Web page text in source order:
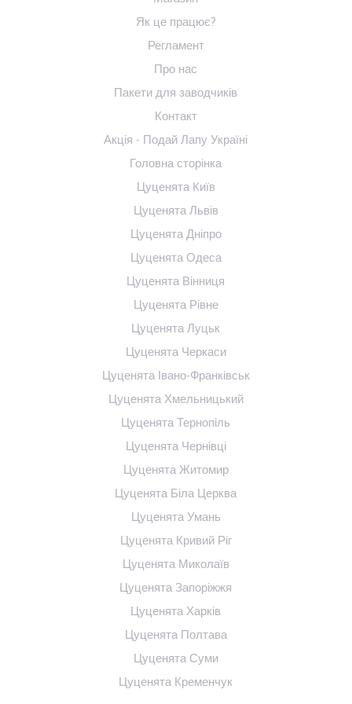
Як це працює?
Регламент
Про нас
Пакети для заводчиків
Контакт
Акція - Подай Лапу Україні
Головна сторінка
Цуценята Київ
Цуценята Львів
Цуценята Дніпро
Цуценята Одеса
Цуценята Вінниця
Цуценята Рівне
Цуценята Луцьк
Цуценята Черкаси
Цуценята Івано-Франківськ
Цуценята Хмельницький
Цуценята Тернопіль
Цуценята Чернівці
Цуценята Житомир
Цуценята Біла Церква
Цуценята Умань
Цуценята Кривий Ріг
Цуценята Миколаїв
Цуценята Запоріжжя
Цуценята Харків
Цуценята Полтава
Цуценята Суми
Цуценята Кременчук